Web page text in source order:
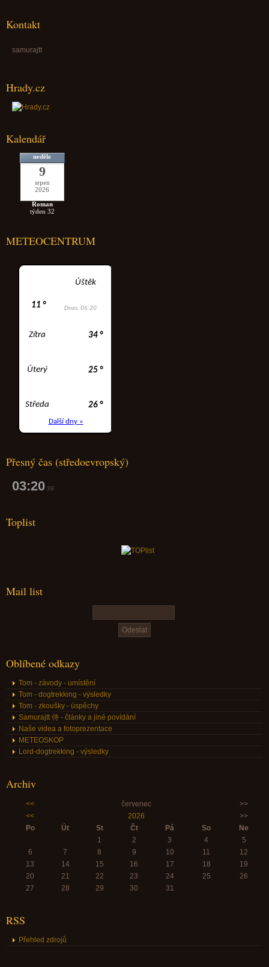
Kontakt
samurajtt
Hrady.cz
Kalendář
neděle
9
srpen
2026
Roman
týden 32
METEOCENTRUM
Přesný čas (středoevropský)
03:20 40
Toplist
Mail list
Oblíbené odkazy
Tom - závody - umístění
Tom - dogtrekking - výsledky
Tom - zkoušky - úspěchy
Samurajtt 侍 - články a jiné povídání
Naše videa a fotoprezentace
METEOSKOP
Lord-dogtrekking - výsledky
Archiv
<< červenec
>>
<<
2026
>>
Po
Út St Čt Pá So
Ne
1
2 3 4
5
6
7 8 9 10 11
12
13
14 15 16 17 18
19
20
21 22 23 24 25
26
27
28 29 30 31
RSS
Přehled zdrojů